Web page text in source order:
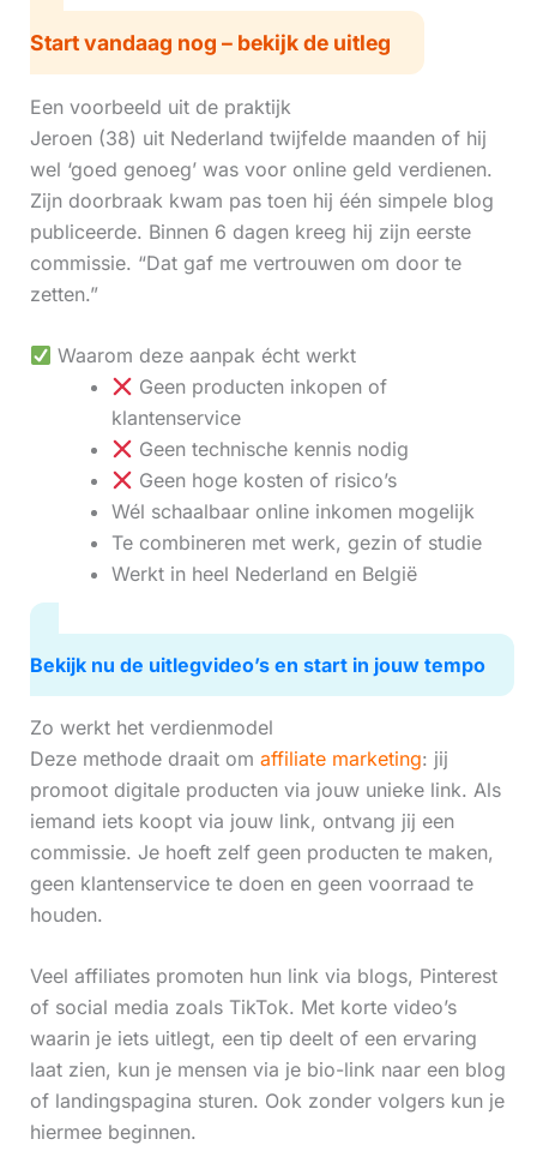
Start vandaag nog – bekijk de uitleg
Een voorbeeld uit de praktijk
Jeroen (38) uit Nederland twijfelde maanden of hij
wel ‘goed genoeg’ was voor online geld verdienen.
Zijn doorbraak kwam pas toen hij één simpele blog
publiceerde. Binnen 6 dagen kreeg hij zijn eerste
commissie. “Dat gaf me vertrouwen om door te
zetten.”
Waarom deze aanpak écht werkt
Geen producten inkopen of
klantenservice
Geen technische kennis nodig
Geen hoge kosten of risico’s
Wél schaalbaar online inkomen mogelijk
Te combineren met werk, gezin of studie
Werkt in heel Nederland en België
Bekijk nu de uitlegvideo’s en start in jouw tempo
Zo werkt het verdienmodel
Deze methode draait om affiliate marketing: jij
promoot digitale producten via jouw unieke link. Als
iemand iets koopt via jouw link, ontvang jij een
commissie. Je hoeft zelf geen producten te maken,
geen klantenservice te doen en geen voorraad te
houden.
Veel affiliates promoten hun link via blogs, Pinterest
of social media zoals TikTok. Met korte video’s
waarin je iets uitlegt, een tip deelt of een ervaring
laat zien, kun je mensen via je bio-link naar een blog
of landingspagina sturen. Ook zonder volgers kun je
hiermee beginnen.